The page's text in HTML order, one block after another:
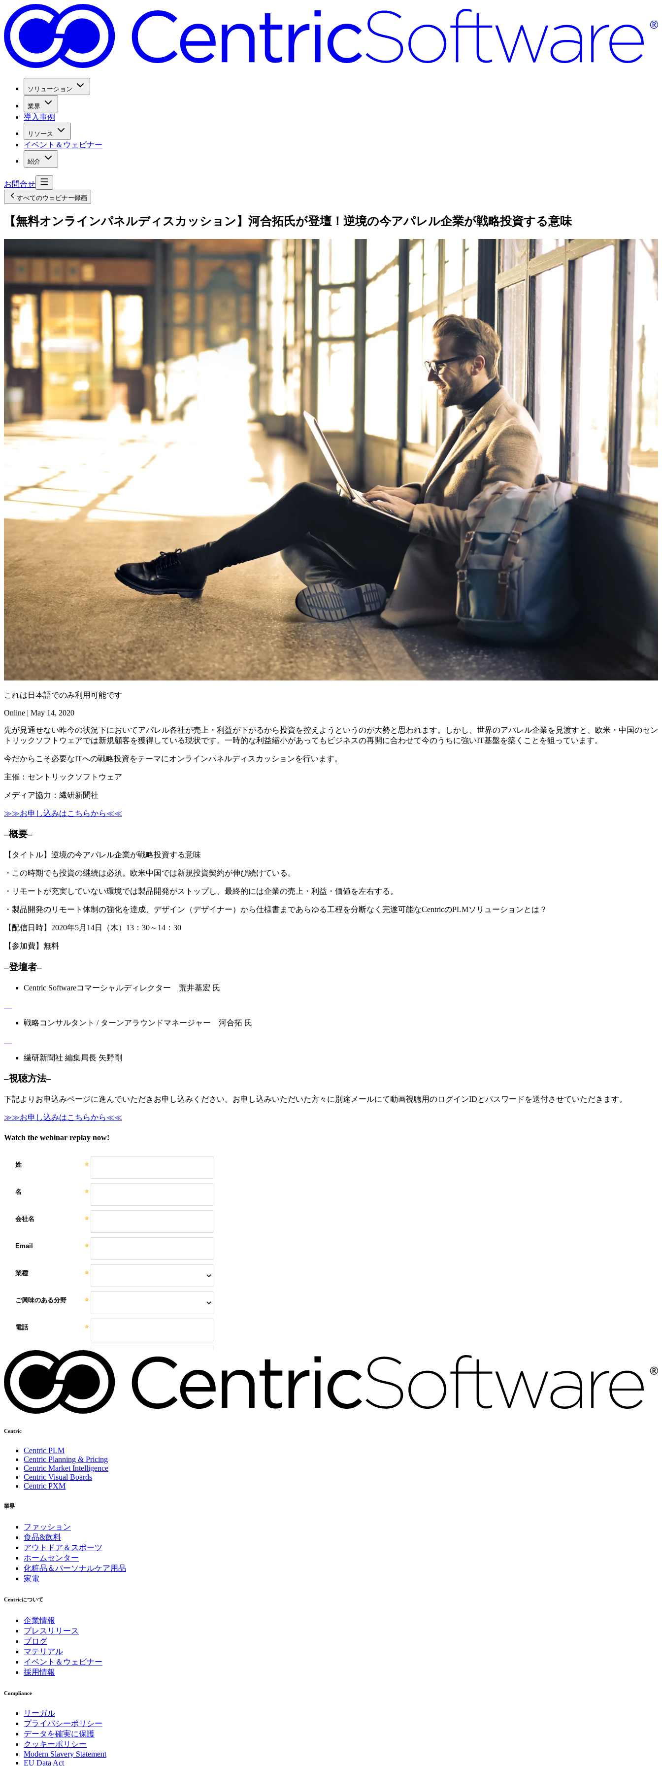
ソリューション
業界
導入事例
リソース
イベント＆ウェビナー
紹介
お問合せ
すべてのウェビナー録画
【無料オンラインパネルディスカッション】河合拓氏が登壇！ 逆境の今アパレル企業が戦略投資する意味
これは日本語でのみ利用可能です
Online | May 14, 2020
先が見通せない昨今の状況下においてアパレル各社が売上・利益が下がるから投資を控えようというのが大勢と思われます。しかし、世界のアパレル企業を見渡すと、欧米・中国のセン
トリックソフトウェアでは新規顧客を獲得している現状です。一時的な利益縮小があってもビジネスの再開に合わせて今のうちに強いIT基盤を築くことを狙っています。
今だからこそ必要なITへの戦略投資をテーマにオンラインパネルディスカッションを行います。
主催：セントリックソフトウェア
メディア協力：繊研新聞社
≫≫お申し込みはこちらから≪≪
–概要–
【タイトル】逆境の今アパレル企業が戦略投資する意味
・この時期でも投資の継続は必須。欧米中国では新規投資契約が伸び続けている。
・リモートが充実していない環境では製品開発がストップし、最終的には企業の売上・利益・価値を左右する。
・製品開発のリモート体制の強化を達成、デザイン（デザイナー）から仕様書まであらゆる工程を分断なく完遂可能なCentricのPLMソリューションとは？
【配信日時】2020年5月14日（木）13：30～14：30
【参加費】無料
–登壇者–
Centric Softwareコマーシャルディレクター 荒井基宏 氏
戦略コンサルタント / ターンアラウンドマネージャー 河合拓 氏
繊研新聞社 編集局長 矢野剛
–視聴方法–
下記よりお申込みページに進んでいただきお申し込みください。お申し込みいただいた方々に別途メールにて動画視聴用のログインIDとパスワードを送付させていただきます。
≫≫お申し込みはこちらから≪≪
Watch the webinar replay now!
Centric
Centric PLM
Centric Planning & Pricing
Centric Market Intelligence
Centric Visual Boards
Centric PXM
業界
ファッション
食品&飲料
アウトドア＆スポーツ
ホームセンター
化粧品＆パーソナルケア用品
家電
Centricについて
企業情報
プレスリリース
ブログ
マテリアル
イベント＆ウェビナー
採用情報
Compliance
リーガル
プライバシーポリシー
データを確実に保護
クッキーポリシー
Modern Slavery Statement
EU Data Act